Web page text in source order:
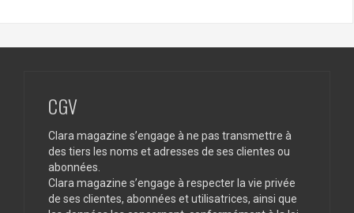
CGV
Clara magazine s’engage à ne pas transmettre à
des tiers les noms et adresses de ses clientes ou
abonnées.
Clara magazine s’engage à respecter la vie privée
de ses clientes, abonnées et utilisatrices, ainsi que